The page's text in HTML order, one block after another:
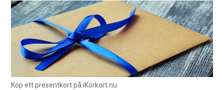
Köp ett presentkort på iKörkort.nu